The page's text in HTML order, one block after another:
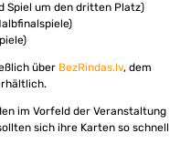
Spiel um den dritten Platz)
über BezRindas.lv, dem
im Vorfeld der Veranstaltung
sich ihre Karten so schnell